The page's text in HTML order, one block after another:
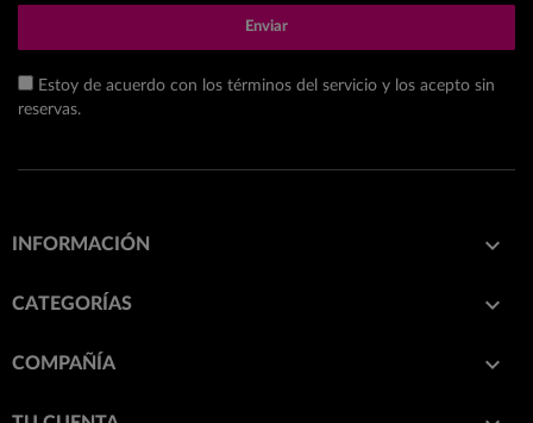
Enviar
Estoy de acuerdo con los términos del servicio y los acepto sin
reservas.
INFORMACIÓN 
CATEGORÍAS 
COMPAÑÍA 